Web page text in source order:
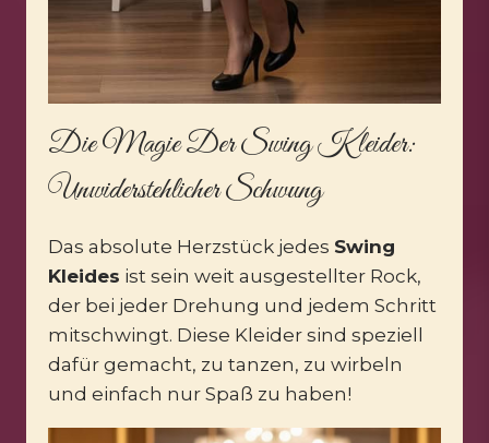
Die Magie Der Swing Kleider:
Unwiderstehlicher Schwung
Das absolute Herzstück jedes Swing
Kleides ist sein weit ausgestellter Rock,
der bei jeder Drehung und jedem Schritt
mitschwingt. Diese Kleider sind speziell
dafür gemacht, zu tanzen, zu wirbeln
und einfach nur Spaß zu haben!